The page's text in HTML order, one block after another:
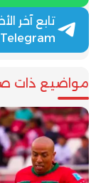
Telegram
مواضيع ذات